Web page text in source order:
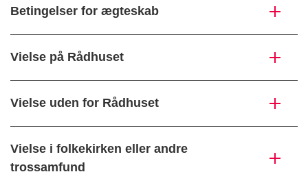
Betingelser for ægteskab
Vielse på Rådhuset
Vielse uden for Rådhuset
Vielse i folkekirken eller andre
trossamfund